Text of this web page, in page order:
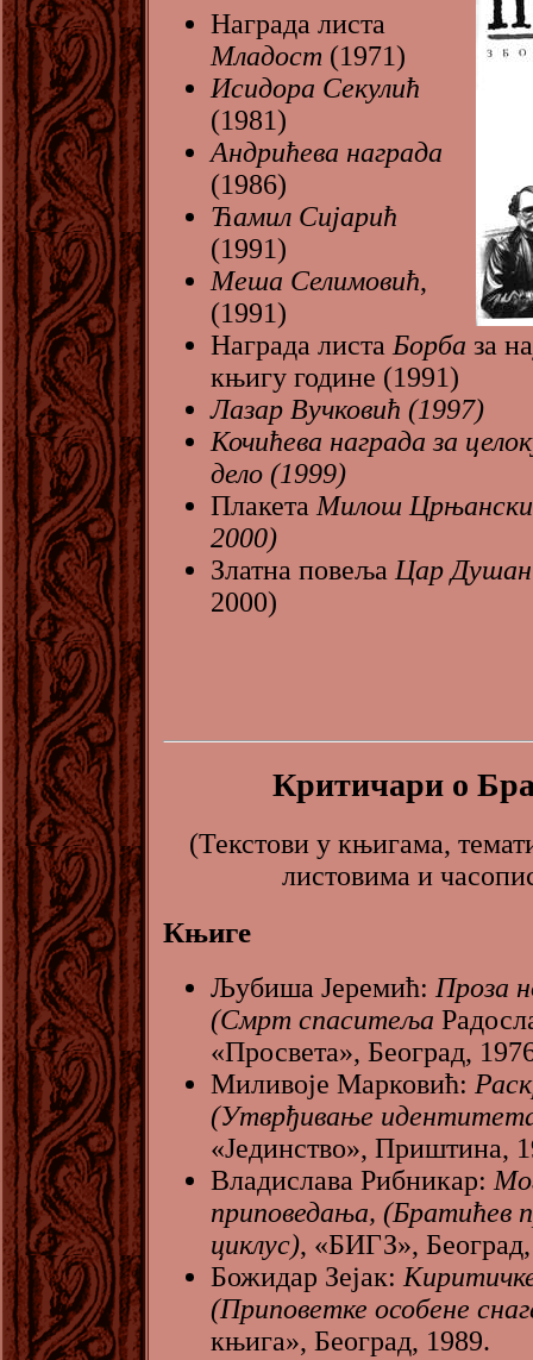
Награда листа
Младост (1971)
Исидора Секулић
(1981)
Андрићева награда
(1986)
Ћамил Сијарић
(1991)
Меша Селимовић,
(1991)
Награда листаБорба за
књигу године (1991)
Лазар Вучковић (1997)
Кочићева награда за
дело (1999)
ПлакетаМилош Црњански
2000)
Златна повељаЦар
2000)
Критичари о
(Текстови у књигама,
листовима и
Књиге
Љубиша Јеремић: Проза
(Смрт спаситеља
«Просвета», Београд,
Миливоје Марковић:
(Утврђивање
«Јединство», Приштина,
Владислава Рибникар:
приповедања, (Братићев
циклус), «БИГЗ»,
Божидар Зејак:
(Приповетке особене
књига», Београд, 1989.